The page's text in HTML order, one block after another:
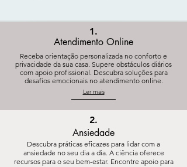
1.
Atendimento Online
Receba orientação personalizada no conforto e
privacidade da sua casa. Supere obstáculos diários
com apoio profissional. Descubra soluções para
desafios emocionais no atendimento online.
Ler mais
2.
Ansiedade
Descubra práticas eficazes para lidar com a
ansiedade no seu dia a dia. A ciência oferece
recursos para o seu bem-estar. Encontre apoio para